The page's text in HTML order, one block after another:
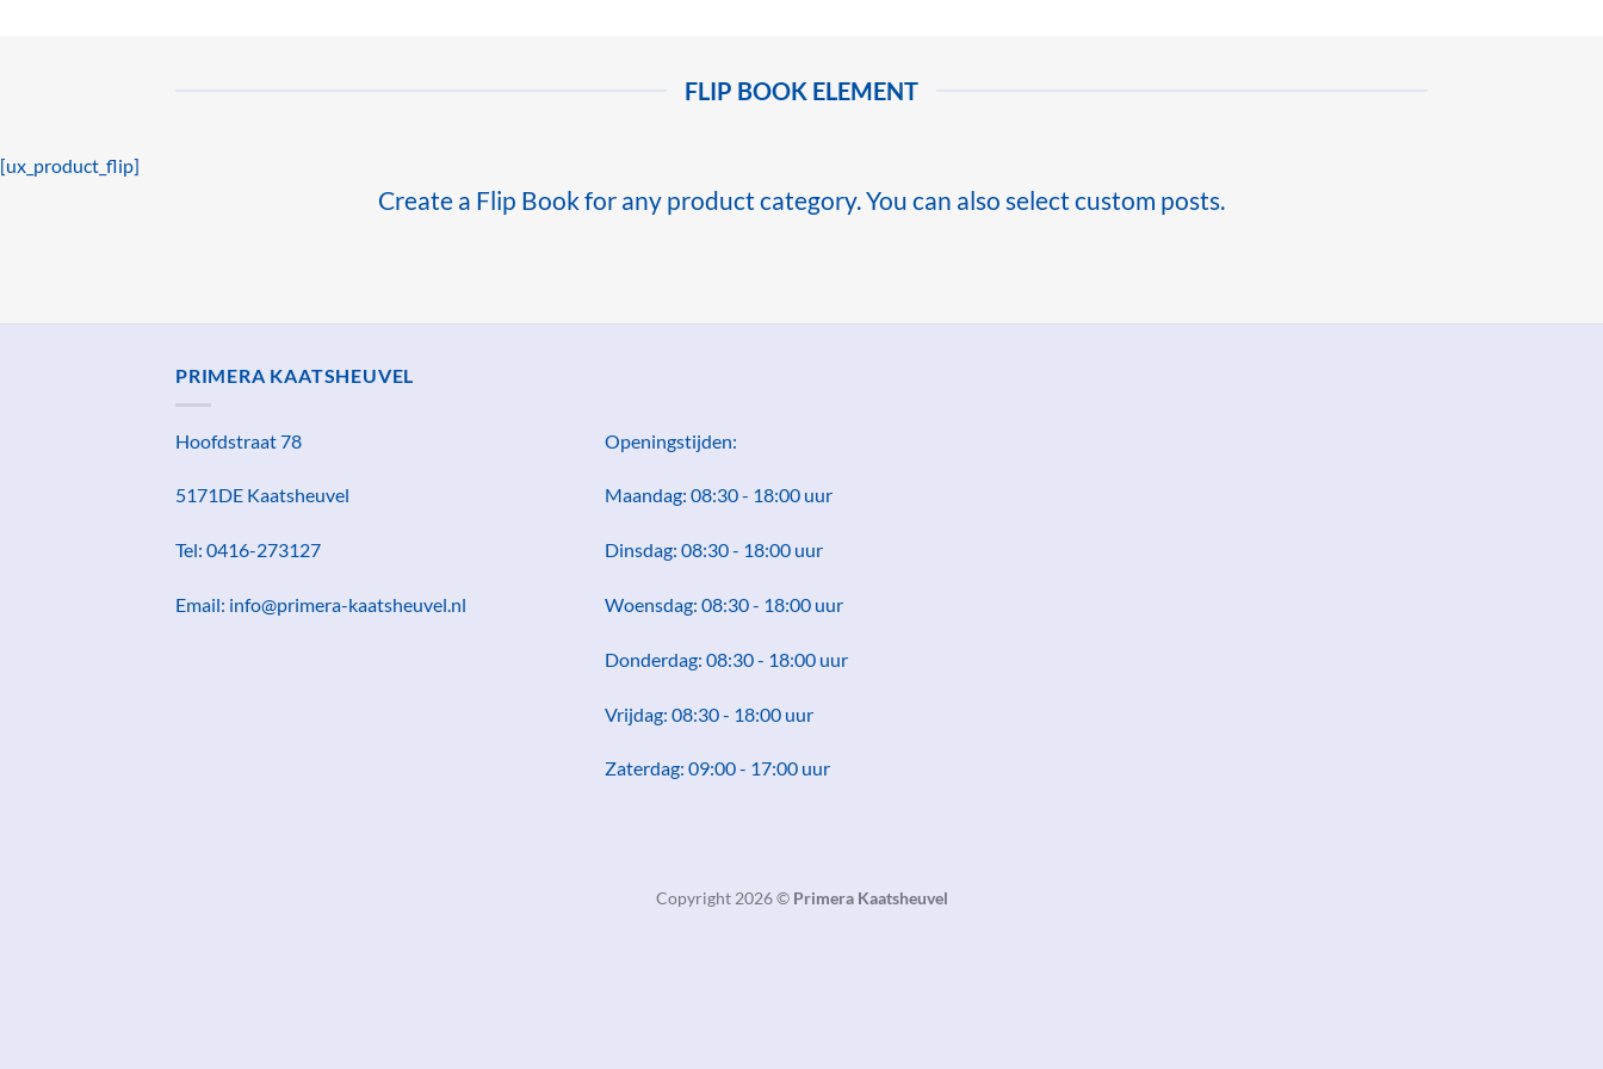
FLIP BOOK ELEMENT
[ux_product_flip]
Create a Flip Book for any product category. You can also select custom posts.
PRIMERA KAATSHEUVEL
Hoofdstraat 78
5171DE Kaatsheuvel
Tel: 0416-273127
Email: info@primera-kaatsheuvel.nl
Openingstijden:
Maandag: 08:30 - 18:00 uur
Dinsdag: 08:30 - 18:00 uur
Woensdag: 08:30 - 18:00 uur
Donderdag: 08:30 - 18:00 uur
Vrijdag: 08:30 - 18:00 uur
Zaterdag: 09:00 - 17:00 uur
Copyright 2026 © Primera Kaatsheuvel